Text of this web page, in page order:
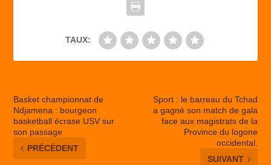
TAUX:
Basket championnat de
Ndjamena : bourgeon
basketball écrase USV sur
son passage
PRÉCÉDENT
Sport : le barreau du Tchad
a gagné son match de gala
face aux magistrats de la
Province du logone
occidental.
SUIVANT